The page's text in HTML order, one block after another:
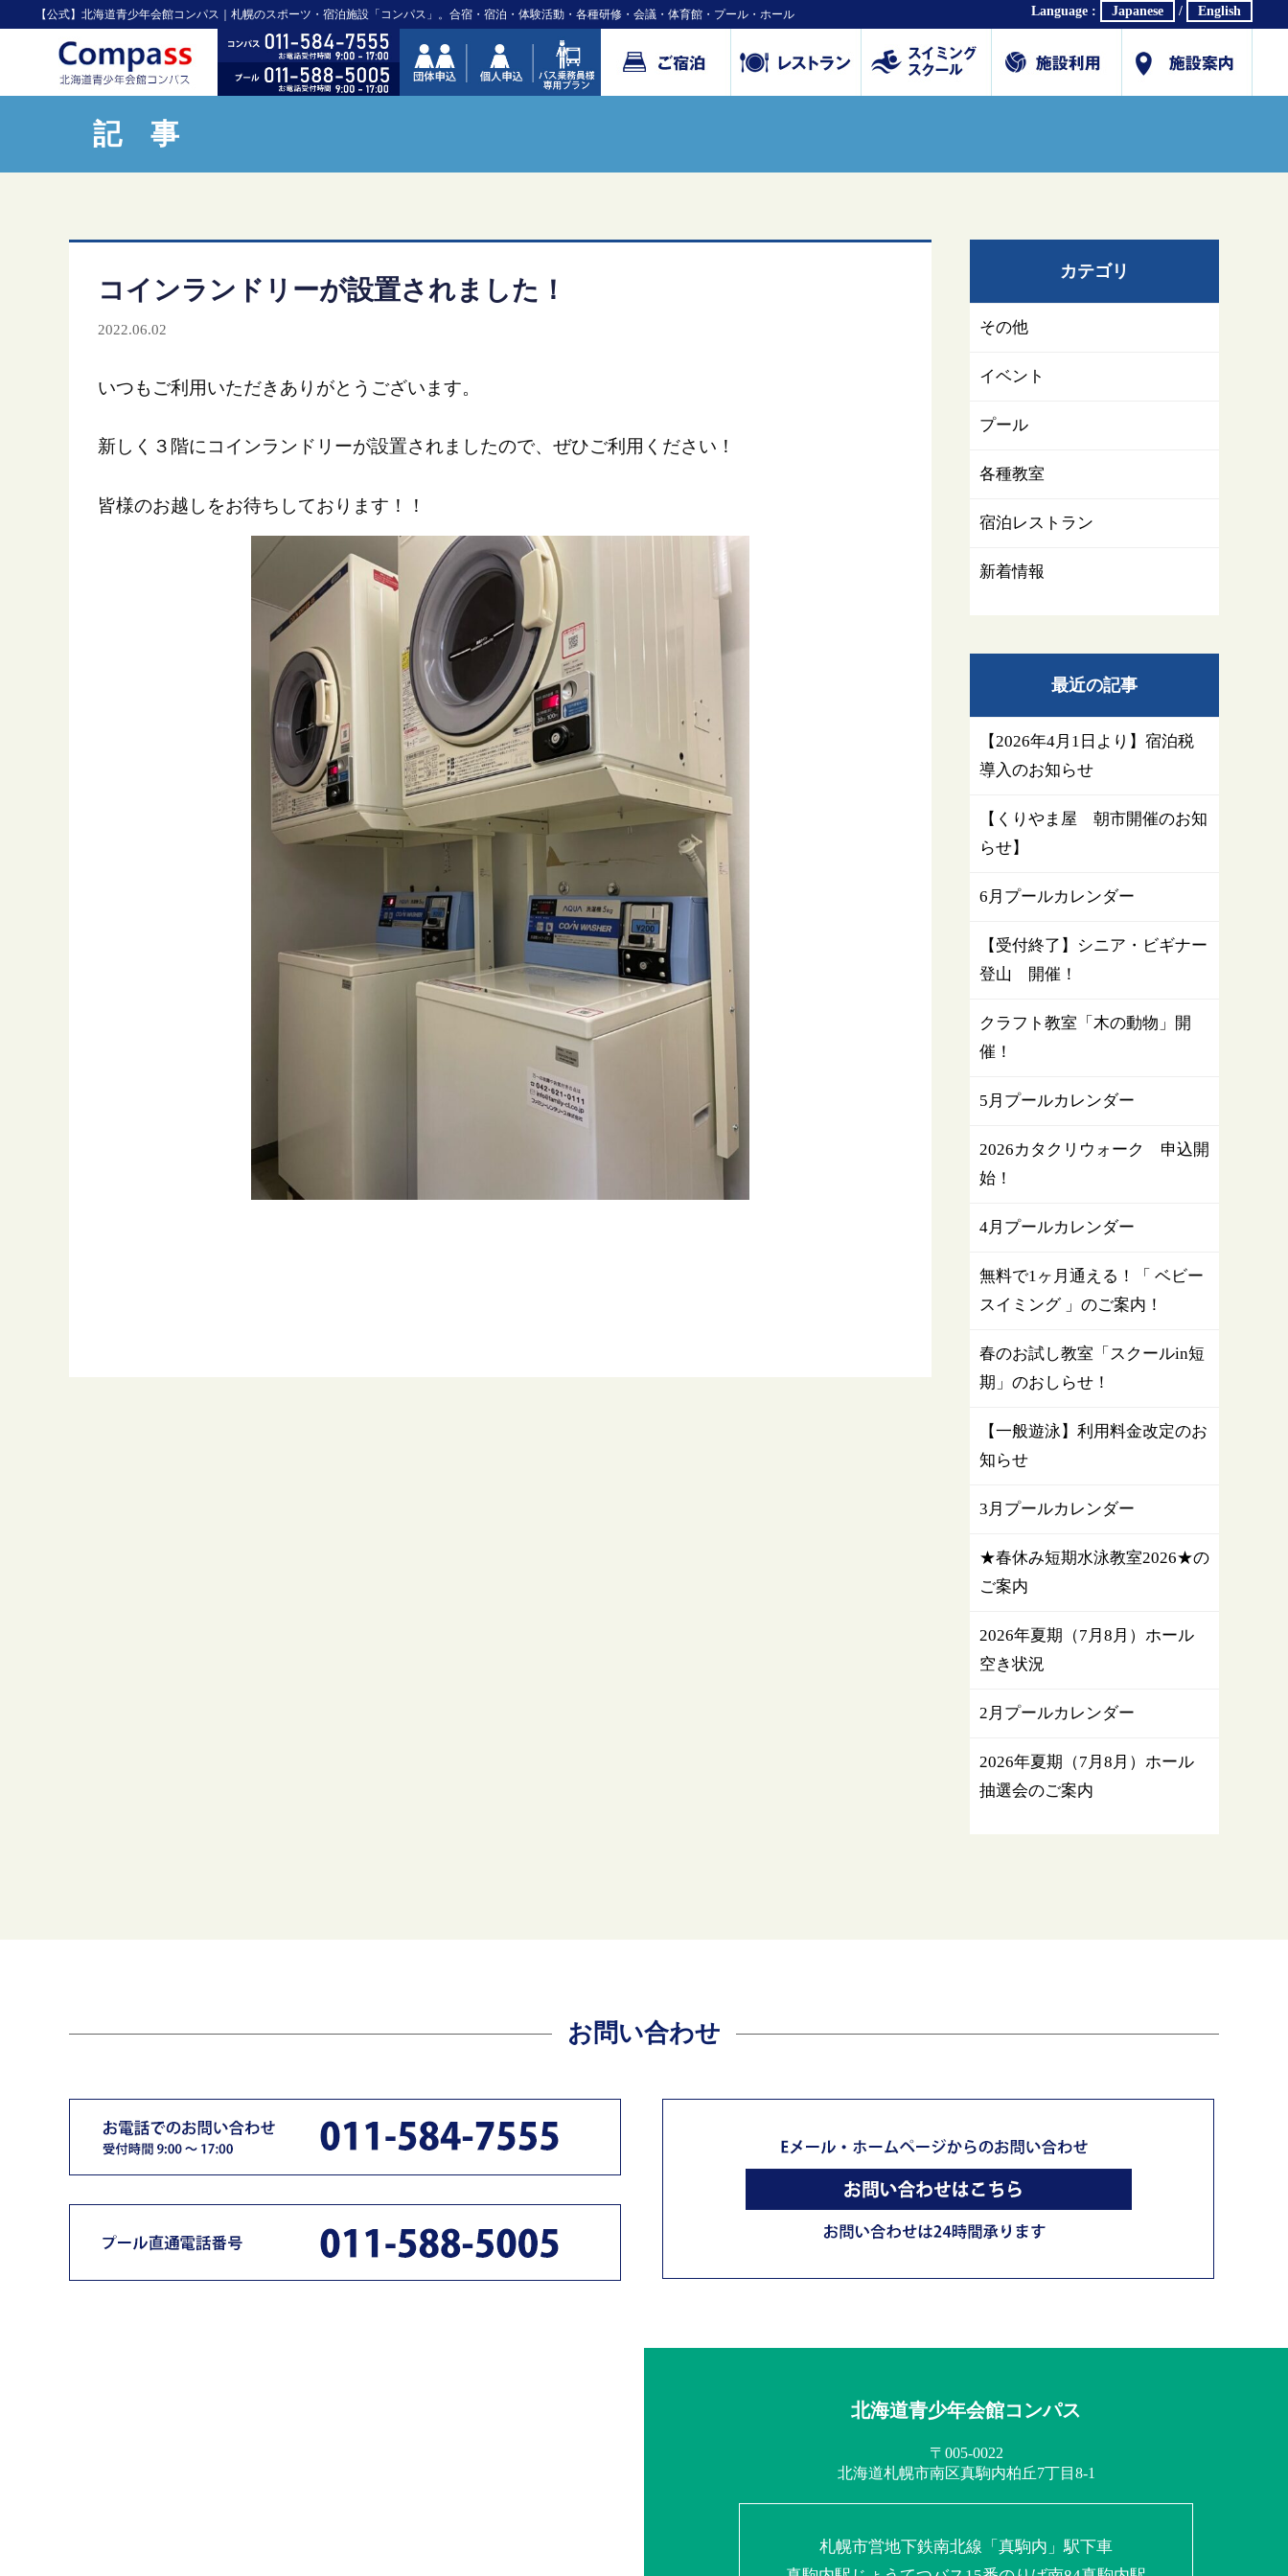
【公式】北海道青少年会館コンパス｜札幌のスポーツ・宿泊施設「コンパス」。合宿・宿泊・体験活動・各種研修・会議・体育館・プール・ホール Language : Japanese / English
記 事
コインランドリーが設置されました！
2022.06.02
いつもご利用いただきありがとうございます。
新しく３階にコインランドリーが設置されましたので、ぜひご利用ください！
皆様のお越しをお待ちしております！！
カテゴリ
その他
イベント
プール
各種教室
宿泊レストラン
新着情報
最近の記事
【2026年4月1日より】宿泊税
導入のお知らせ
【くりやま屋 朝市開催のお知
らせ】
6月プールカレンダー
【受付終了】シニア・ビギナー
登山 開催！
クラフト教室「木の動物」開
催！
5月プールカレンダー
2026カタクリウォーク 申込開
始！
4月プールカレンダー
無料で1ヶ月通える！「 ベビー
スイミング 」のご案内！
春のお試し教室「スクールin短
期」のおしらせ！
【一般遊泳】利用料金改定のお
知らせ
3月プールカレンダー
★春休み短期水泳教室2026★の
ご案内
2026年夏期（7月8月）ホール
空き状況
2月プールカレンダー
2026年夏期（7月8月）ホール
抽選会のご案内
お問い合わせ
北海道青少年会館コンパス
〒005-0022
北海道札幌市南区真駒内柏丘7丁目8-1
札幌市営地下鉄南北線 「真駒内」駅下車